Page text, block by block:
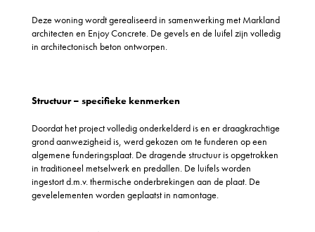
Deze woning wordt gerealiseerd in samenwerking met Markland
architecten en Enjoy Concrete. De gevels en de luifel zijn volledig
in architectonisch beton ontworpen.
Structuur – specifieke kenmerken
Doordat het project volledig onderkelderd is en er draagkrachtige
grond aanwezigheid is, werd gekozen om te funderen op een
algemene funderingsplaat. De dragende structuur is opgetrokken
in traditioneel metselwerk en predallen. De luifels worden
ingestort d.m.v. thermische onderbrekingen aan de plaat. De
gevelelementen worden geplaatst in namontage.